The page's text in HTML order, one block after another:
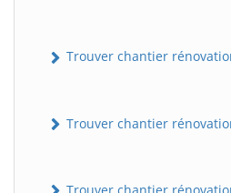
Trouver chantier
Trouver chantier